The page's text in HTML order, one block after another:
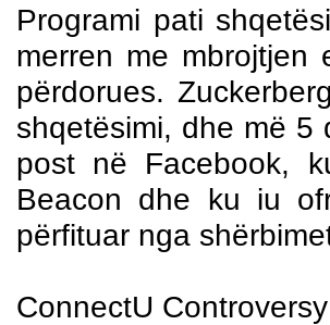
Programi pati
merren me mbrojtjen
përdorues.
shqetësimi, dhe më 5
post në Facebook,
Beacon dhe ku iu
përfituar nga
ConnectU Controversy